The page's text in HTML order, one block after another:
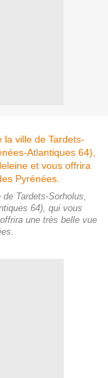
Tardets-Sorholus,
64), qui vous
une très belle vue